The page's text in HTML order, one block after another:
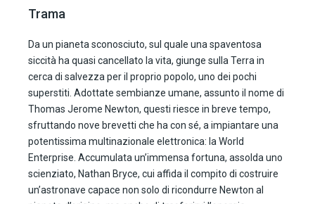
Trama
Da un pianeta sconosciuto, sul quale una spaventosa
siccità ha quasi cancellato la vita, giunge sulla Terra in
cerca di salvezza per il proprio popolo, uno dei pochi
superstiti. Adottate sembianze umane, assunto il nome di
Thomas Jerome Newton, questi riesce in breve tempo,
sfruttando nove brevetti che ha con sé, a impiantare una
potentissima multinazionale elettronica: la World
Enterprise. Accumulata un’immensa fortuna, assolda uno
scienziato, Nathan Bryce, cui affida il compito di costruire
un’astronave capace non solo di ricondurre Newton al